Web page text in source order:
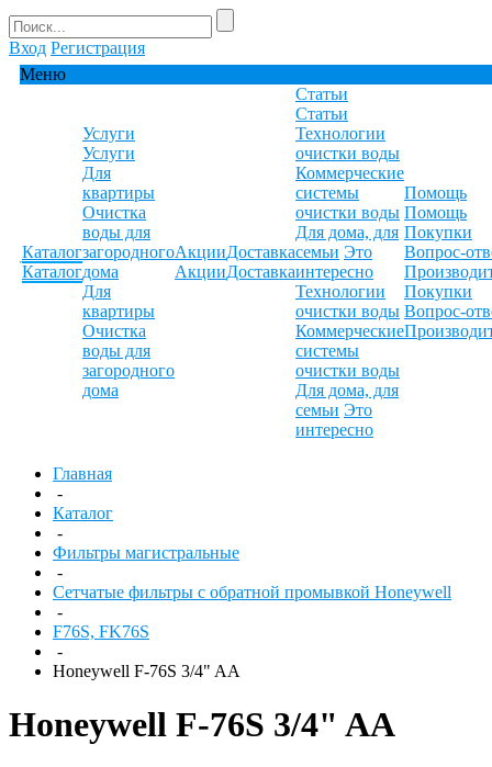
Вход Регистрация
Меню
Каталог
Каталог
Услуги
Услуги
Для
квартиры
Очистка
воды для
загородного
дома
Для
квартиры
Очистка
воды для
загородного
дома
Акции
Акции
Доставка
Доставка
Статьи
Статьи
Технологии
очистки воды
Коммерческие
системы
очистки воды
Для дома, для
семьи Это
интересно
Технологии
очистки воды
Коммерческие
системы
очистки воды
Для дома, для
семьи Это
интересно
Помощь
Помощь
Покупки
Вопрос-
Покупки
Вопрос-
Главная
-
Каталог
-
Фильтры магистральные
-
Сетчатые фильтры с обратной промывкой Honeywell
-
F76S, FK76S
-
Honeywell F-76S 3/4" AA
Honeywell F-76S 3/4" AA